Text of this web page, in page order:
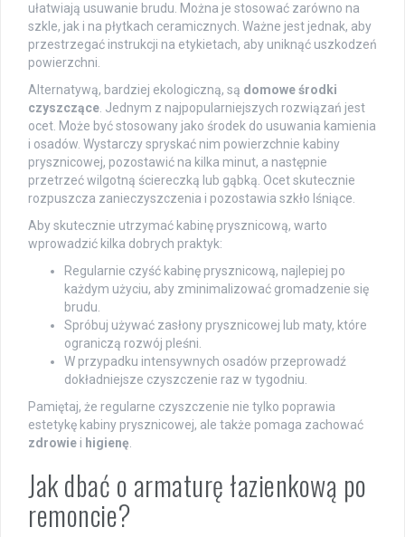
ułatwiają usuwanie brudu. Można je stosować zarówno na
szkle, jak i na płytkach ceramicznych. Ważne jest jednak, aby
przestrzegać instrukcji na etykietach, aby uniknąć uszkodzeń
powierzchni.
Alternatywą, bardziej ekologiczną, są domowe środki
czyszczące . Jednym z najpopularniejszych rozwiązań jest
ocet. Może być stosowany jako środek do usuwania kamienia
i osadów. Wystarczy spryskać nim powierzchnie kabiny
prysznicowej, pozostawić na kilka minut, a następnie
przetrzeć wilgotną ściereczką lub gąbką. Ocet skutecznie
rozpuszcza zanieczyszczenia i pozostawia szkło lśniące.
Aby skutecznie utrzymać kabinę prysznicową, warto
wprowadzić kilka dobrych praktyk:
Regularnie czyść kabinę prysznicową, najlepiej po
każdym użyciu, aby zminimalizować gromadzenie się
brudu.
Spróbuj używać zasłony prysznicowej lub maty, które
ograniczą rozwój pleśni.
W przypadku intensywnych osadów przeprowadź
dokładniejsze czyszczenie raz w tygodniu.
Pamiętaj, że regularne czyszczenie nie tylko poprawia
estetykę kabiny prysznicowej, ale także pomaga zachować
zdrowie i higienę
Jak dbać o armaturę łazienkową po
remoncie?